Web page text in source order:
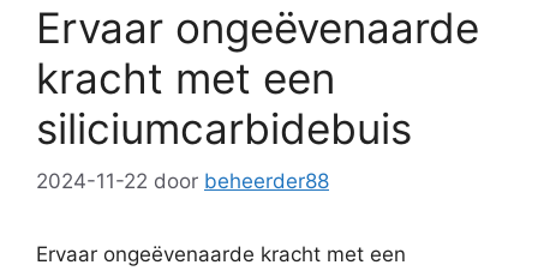
Ervaar ongeëvenaarde
kracht met een
siliciumcarbidebuis
2024-11-22 door beheerder88
Ervaar ongeëvenaarde kracht met een